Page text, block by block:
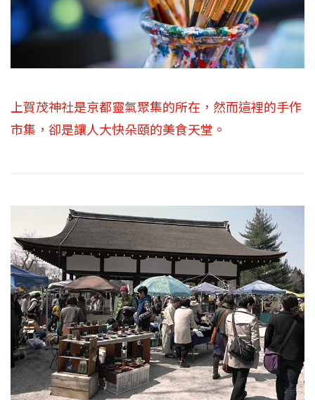
上賀茂神社是京都靈氣聚集的所在，然而這裡的手作
市集，卻是讓人大快朵頤的美食天堂。